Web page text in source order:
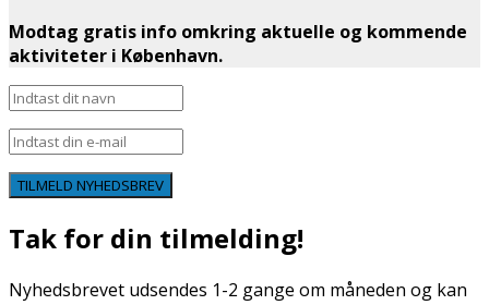
Modtag gratis info omkring aktuelle og kommende
aktiviteter i København.
TILMELD NYHEDSBREV
Tak for din tilmelding!
Nyhedsbrevet udsendes 1-2 gange om måneden og kan